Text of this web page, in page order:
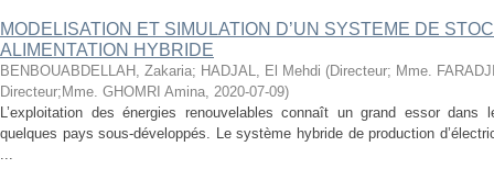
MODELISATION ET SIMULATION D’UN SYSTEME DE
ALIMENTATION HYBRIDE
BENBOUABDELLAH, Zakaria; HADJAL, El Mehdi (Directeur; Mme.
Directeur;Mme. GHOMRI Amina, 2020-07-09)
L’exploitation des énergies renouvelables connaît un grand essor
quelques pays sous-développés. Le système hybride de production
...